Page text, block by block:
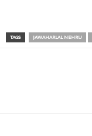
TAGS JAWAHARLAL NEHRU